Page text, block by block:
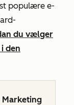
populære e-
du vælger
den
Marketing